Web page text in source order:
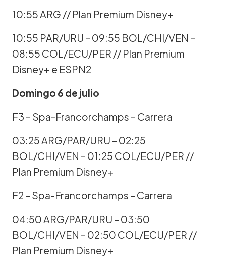
10:55 ARG // Plan Premium Disney+
10:55 PAR/URU – 09:55 BOL/CHI/VEN –
08:55 COL/ECU/PER // Plan Premium
Disney+ e ESPN2
Domingo 6 de julio
F3 – Spa-Francorchamps – Carrera
03:25 ARG/PAR/URU – 02:25
BOL/CHI/VEN – 01:25 COL/ECU/PER //
Plan Premium Disney+
F2 – Spa-Francorchamps – Carrera
04:50 ARG/PAR/URU – 03:50
BOL/CHI/VEN – 02:50 COL/ECU/PER //
Plan Premium Disney+